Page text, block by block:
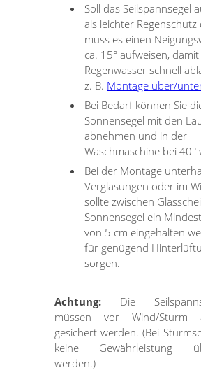
Soll das Seilspannsegel
als leichter Regenschutz
muss es einen
ca. 15° aufweisen,
Regenwasser schnell
z. B. Montage über/
Bei Bedarf können Sie
Sonnensegel mit den
abnehmen und in der
Waschmaschine bei 40°
Bei der Montage
Verglasungen oder im
sollte zwischen
Sonnensegel ein
von 5 cm eingehalten
für genügend
sorgen.
Achtung: Die
müssen vor Wind/Sturm
gesichert werden. (Bei
keine Gewährleistung
werden.)